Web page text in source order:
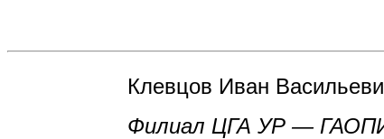
Клевцов Иван
Филиал ЦГА УР —